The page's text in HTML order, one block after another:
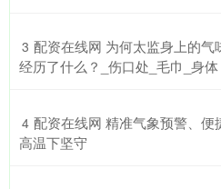
3 配资在线网 为何太监身上的
经历了什么？_伤口处_毛巾_身体
4 配资在线网 精准气象预警、便
高温下坚守